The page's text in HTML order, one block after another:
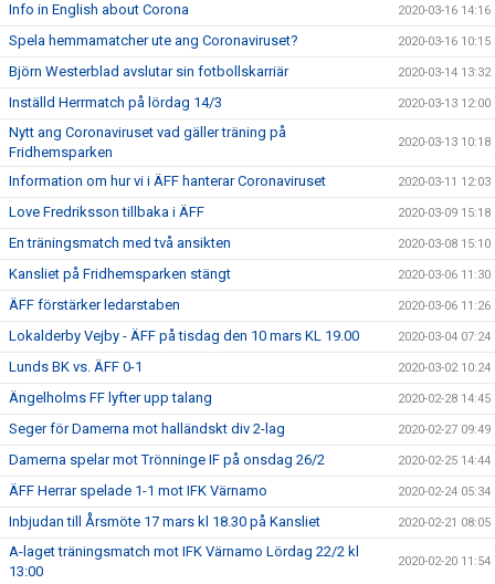
Info in English about Corona 2020-03-16 14:16
Spela hemmamatcher ute ang Coronaviruset? 2020-03-16 10:15
Björn Westerblad avslutar sin fotbollskarriär 2020-03-14 13:32
Inställd Herrmatch på lördag 14/3 2020-03-13 12:00
Nytt ang Coronaviruset vad gäller träning på
Fridhemsparken
2020-03-13 10:18
Information om hur vi i ÄFF hanterar Coronaviruset 2020-03-11 12:03
Love Fredriksson tillbaka i ÄFF 2020-03-09 15:18
En träningsmatch med två ansikten 2020-03-08 15:10
Kansliet på Fridhemsparken stängt 2020-03-06 11:30
ÄFF förstärker ledarstaben 2020-03-06 11:26
Lokalderby Vejby - ÄFF på tisdag den 10 mars KL 19.00 2020-03-04 07:24
Lunds BK vs. ÄFF 0-1 2020-03-02 10:24
Ängelholms FF lyfter upp talang 2020-02-28 14:45
Seger för Damerna mot halländskt div 2-lag 2020-02-27 09:49
Damerna spelar mot Trönninge IF på onsdag 26/2 2020-02-25 14:44
ÄFF Herrar spelade 1-1 mot IFK Värnamo 2020-02-24 05:34
Inbjudan till Årsmöte 17 mars kl 18.30 på Kansliet 2020-02-21 08:05
A-laget träningsmatch mot IFK Värnamo Lördag 22/2 kl
13:00
2020-02-20 11:54